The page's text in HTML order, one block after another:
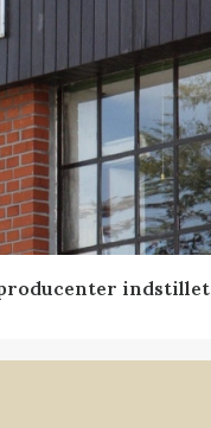
indstillet